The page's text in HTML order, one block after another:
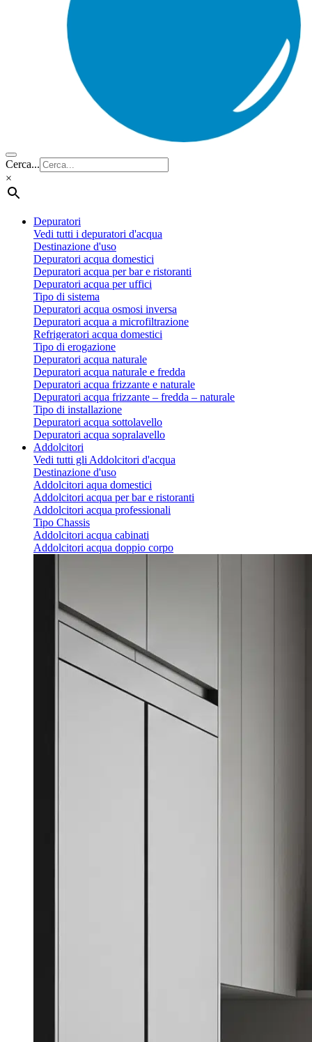
Cerca...
×
Depuratori
Vedi tutti i depuratori d'acqua
Destinazione d'uso
Depuratori acqua domestici
Depuratori acqua per bar e ristoranti
Depuratori acqua per uffici
Tipo di sistema
Depuratori acqua osmosi inversa
Depuratori acqua a microfiltrazione
Refrigeratori acqua domestici
Tipo di erogazione
Depuratori acqua naturale
Depuratori acqua naturale e fredda
Depuratori acqua frizzante e naturale
Depuratori acqua frizzante – fredda – naturale
Tipo di installazione
Depuratori acqua sottolavello
Depuratori acqua sopralavello
Addolcitori
Vedi tutti gli Addolcitori d'acqua
Destinazione d'uso
Addolcitori aqua domestici
Addolcitori acqua per bar e ristoranti
Addolcitori acqua professionali
Tipo Chassis
Addolcitori acqua cabinati
Addolcitori acqua doppio corpo